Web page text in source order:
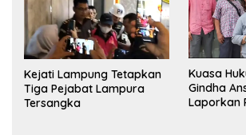
Kejati Lampung Tetapkan
Tiga Pejabat Lampura
Tersangka
Kuasa
Gindha
Laporkan